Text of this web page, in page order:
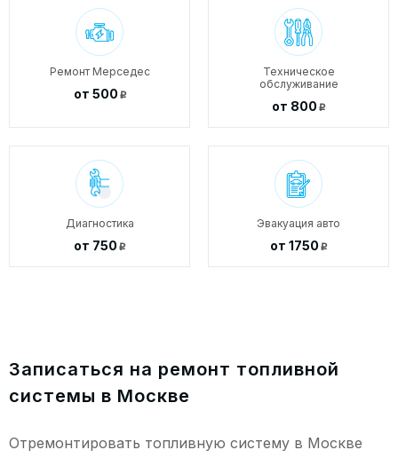
Ремонт Мерседес
от 500 p
Техническое
обслуживание
от 800 p
Диагностика
от 750 p
Эвакуация авто
от 1750 p
Записаться на ремонт топливной
системы в Москве
Отремонтировать топливную систему в Москве